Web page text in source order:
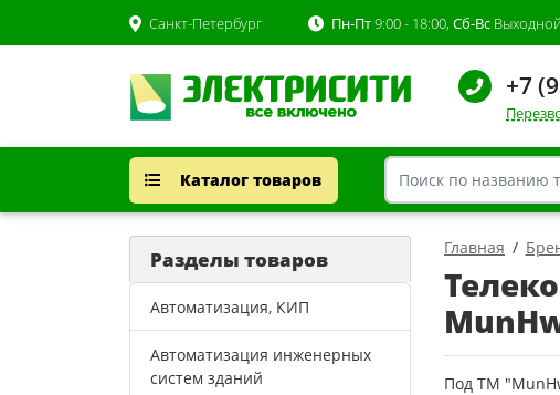
Санкт-Петербург Пн-Пт9:00 - 18:00, Сб-Вс
+7
Каталог товаров
Главная
Под ТМ
Разделы товаров
Автоматизация, КИП
Автоматизация инженерных
систем зданий